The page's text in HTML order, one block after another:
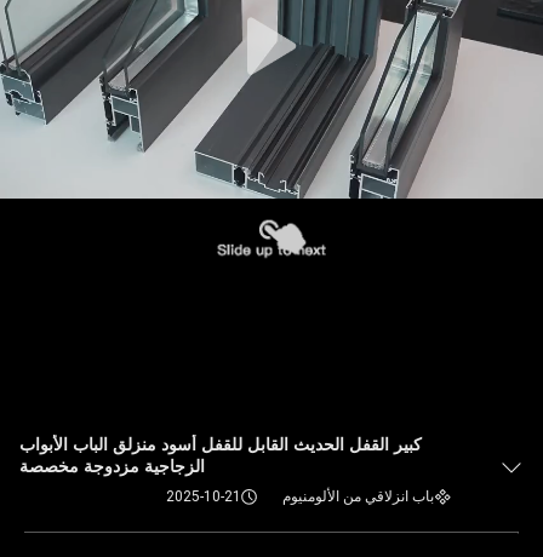
كبير القفل الحديث القابل للقفل أسود منزلق الباب الأبواب
الزجاجية مزدوجة مخصصة
باب انزلاقي من الألومنيوم 2025-10-21